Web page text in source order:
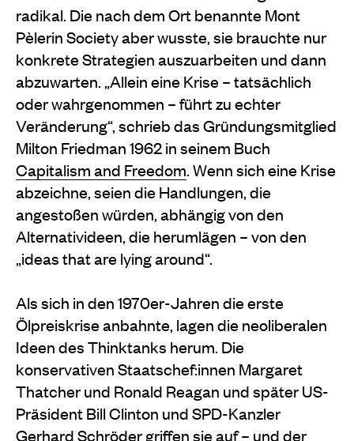
radikal. Die nach dem Ort benannte Mont
Pèlerin Society aber wusste, sie brauchte nur
konkrete Strategien auszuarbeiten und dann
abzuwarten. „Allein eine Krise – tatsächlich
oder wahrgenommen – führt zu echter
Veränderung“, schrieb das Gründungsmitglied
Milton Friedman 1962 in seinem Buch
Capitalism and Freedom. Wenn sich eine Krise
abzeichne, seien die Handlungen, die
angestoßen würden, abhängig von den
Alternativideen, die herumlägen – von den
„ideas that are lying around“.
Als sich in den 1970er-Jahren die erste
Ölpreiskrise anbahnte, lagen die neoliberalen
Ideen des Thinktanks herum. Die
konservativen Staatschef:innen Margaret
Thatcher und Ronald Reagan und später US-
Präsident Bill Clinton und SPD-Kanzler
Gerhard Schröder griffen sie auf – und der